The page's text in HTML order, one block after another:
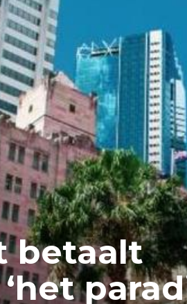
betaalt